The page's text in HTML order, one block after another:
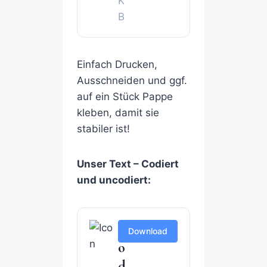
B
Einfach Drucken,
Ausschneiden und ggf.
auf ein Stück Pappe
kleben, damit sie
stabiler ist!
Unser Text – Codiert
und uncodiert:
o
Download